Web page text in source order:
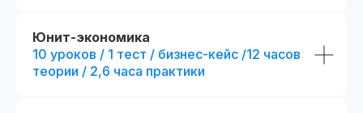
Юнит-экономика
10 уроков / 1 тест / бизнес-кейс /12 часов
теории / 2,6 часа практики